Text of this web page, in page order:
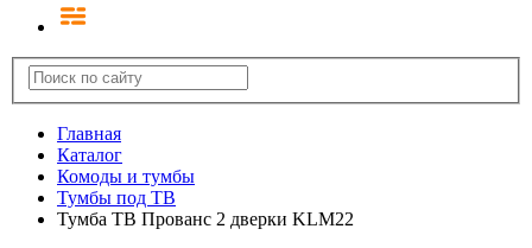
Главная
Каталог
Комоды и тумбы
Тумбы под ТВ
Тумба ТВ Прованс 2 дверки KLM22